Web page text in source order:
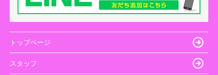
トップページ
スタッフ